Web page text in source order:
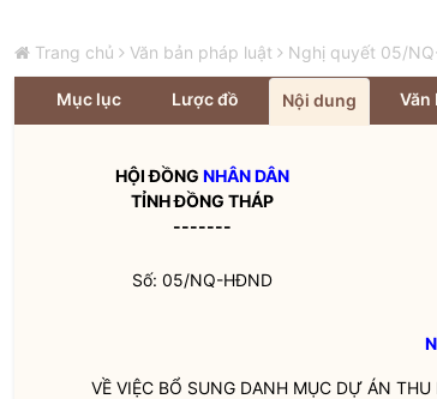
Trang chủ Văn bản pháp luật Nghị quyết 05/
Mục lục Lược đồ Nội dung Văn
HỘI ĐỒNG NHÂN DÂN
TỈNH ĐỒNG THÁP
-------
Số: 05/NQ-HĐND
VỀ VIỆC BỔ SUNG DANH MỤC DỰ ÁN